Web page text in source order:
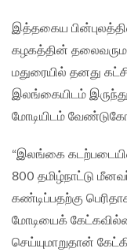
இத்தகைய
கழகத்தின்
மதுரையில் தனது
இலங்கையிடம் இருந்து
மோடியிடம்
“இலங்கை
800 தமிழ்நாட்டு
கண்டிப்பதற்கு
மோடியைக்
செய்யுமாறுதான்